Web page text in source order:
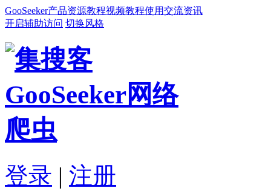
GooSeeker产品资源教程视频教程使用交流资讯
开启辅助访问 切换风格
登录 | 注册